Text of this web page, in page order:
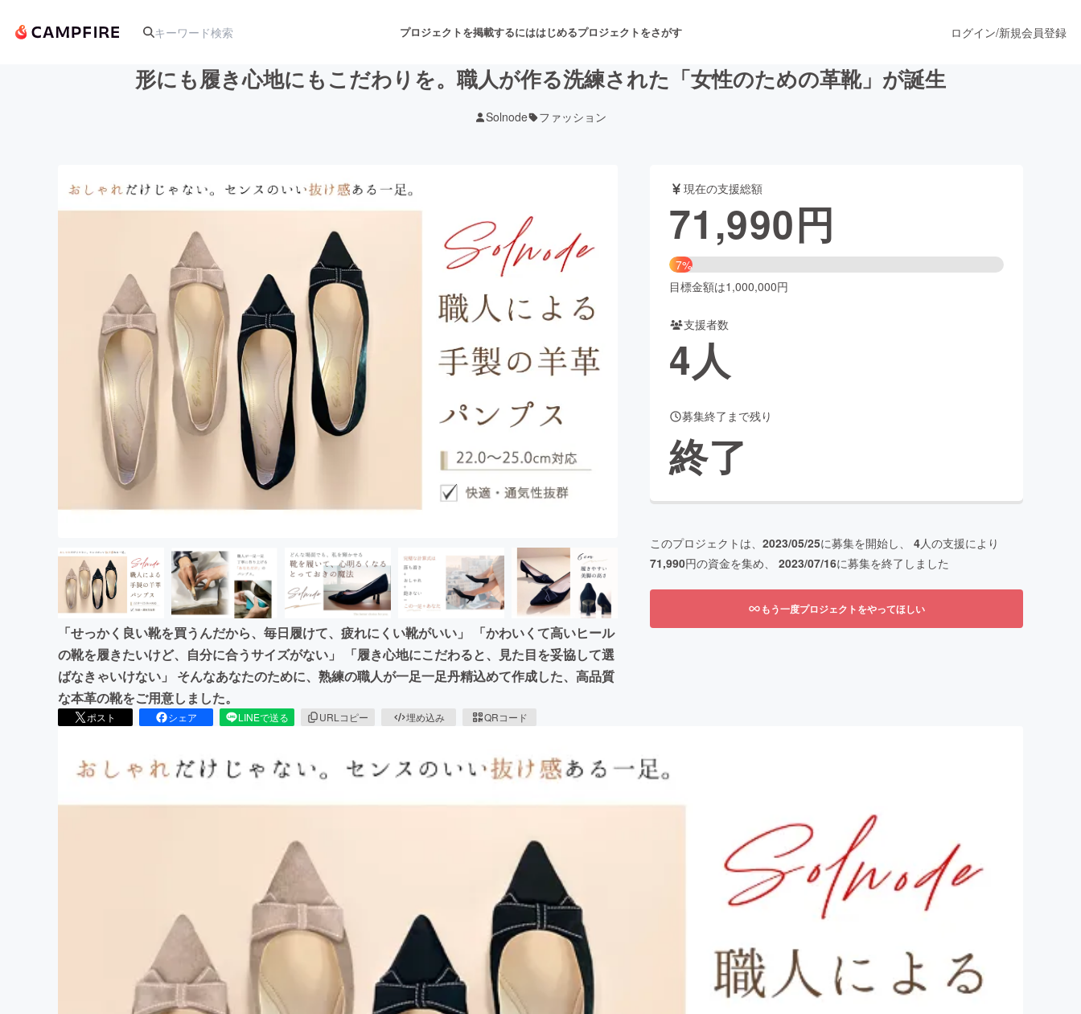
プロジェクトを掲載するにははじめるプロジェクトをさがす
アート・写真 音楽 舞台・パフォーマンス
テクノロジー・ガジェット ゲーム・サービス開発 ファッション
映像・映画
ビジネス・起業 ビューティー・ヘルスケア
まちづくり・地域活性化
CAMPFIRE for Social GoodCAMPFIRE Creation
CAMPFIREふるさと納税
ログイン/新規会員登録
形にも履き心地にもこだわりを。職人が作る洗練された「女性のための革靴」が誕生
Solnode ファッション
「せっかく良い靴を買うんだから、毎日履けて、疲れにくい靴がいい」 「かわいくて高いヒール
の靴を履きたいけど、自分に合うサイズがない」 「履き心地にこだわると、見た目を妥協して選
ばなきゃいけない」 そんなあなたのために、熟練の職人が一足一足丹精込めて作成した、高品質
な本革の靴をご用意しました。
ポスト シェア LINEで送る URLコピー 埋め込み QRコード
現在の支援総額
71,990円
7%
目標金額は1,000,000円
支援者数
4人
募集終了まで残り
終了
このプロジェクトは、 2023/05/25に募集を開始し、 4人の支援により
71,990円の資金を集め、 2023/07/16に募集を終了しました
もう一度プロジェクトをやってほしい